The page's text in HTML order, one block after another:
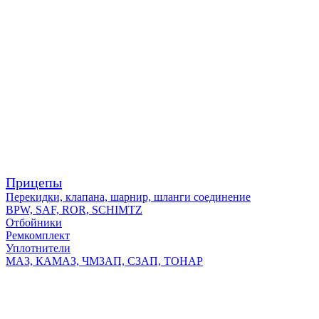
Прицепы
Перекидки, клапана, шарнир, шланги соединение
BPW, SAF, ROR, SCHIMTZ
Отбойники
Ремкомплект
Уплотнители
МАЗ, КАМАЗ, ЧМЗАП, СЗАП, ТОНАР